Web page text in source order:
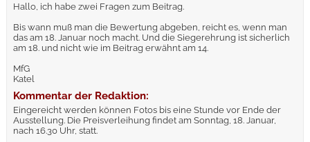
Hallo, ich habe zwei Fragen zum Beitrag.
Bis wann muß man die Bewertung abgeben, reicht es, wenn man
das am 18. Januar noch macht. Und die Siegerehrung ist sicherlich
am 18. und nicht wie im Beitrag erwähnt am 14.
MfG
Katel
Kommentar der Redaktion:
Eingereicht werden können Fotos bis eine Stunde vor Ende der
Ausstellung. Die Preisverleihung findet am Sonntag, 18. Januar,
nach 16.30 Uhr, statt.